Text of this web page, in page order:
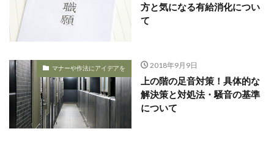
方と気になる有給消化につい
て
マナーや作法にアイデアを 2018年9月9日
上の階の足音対策！具体的な
解決策と対処法・騒音の基準
について